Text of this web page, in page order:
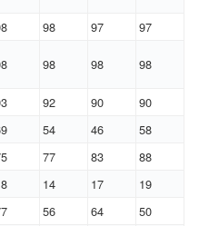
98 97
97
98 98 98
92 90
90
54 46
58
77 83
88
14 17
19
56 64
50